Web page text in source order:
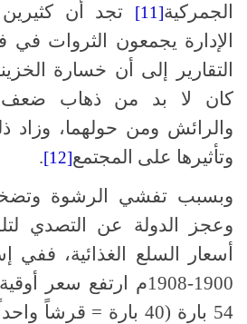
الجمركية[11]
تجد أن
الإدارة يجمعون الثروات في
التقارير إلى أن خسارة
كان لا بد من ذهاب ضعف
والرائش ومن حولهما، وزاد
وتأثيرها على المجتمع[12]
.
وبسبب تفشي الرشوة وتضخم
وعجز الدولة عن التصدي
أسعار السلع الغذائية،
54 بارة (40 بارة =